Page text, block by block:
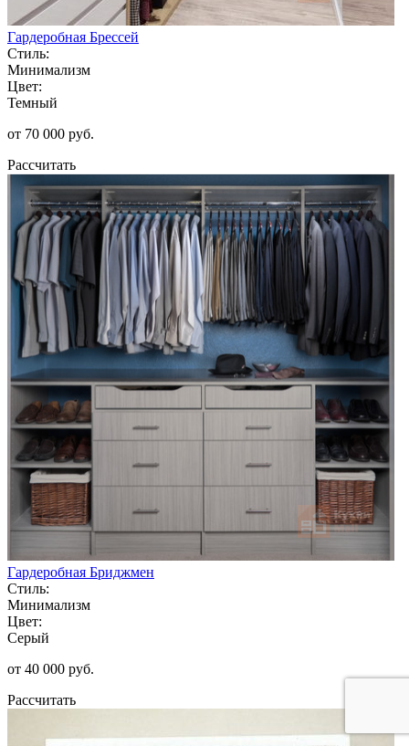
Гардеробная Брессей
Стиль:
Минимализм
Цвет:
Темный
от 70 000 руб.
Рассчитать
Гардеробная Бриджмен
Стиль:
Минимализм
Цвет:
Серый
от 40 000 руб.
Рассчитать